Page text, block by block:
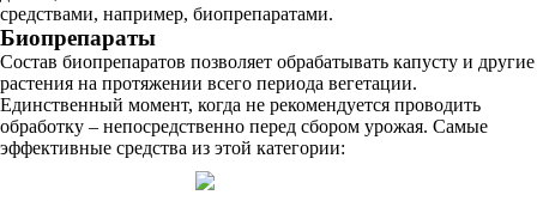
средствами, например, биопрепаратами.
Биопрепараты
Состав биопрепаратов позволяет обрабатывать капусту и другие
растения на протяжении всего периода вегетации.
Единственный момент, когда не рекомендуется проводить
обработку – непосредственно перед сбором урожая. Самые
эффективные средства из этой категории: